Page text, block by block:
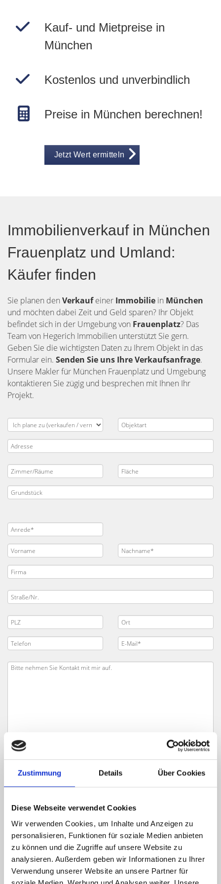
Zustimmung Details Über Cookies
Diese Webseite verwendet Cookies
Wir verwenden Cookies, um Inhalte und Anzeigen zu
personalisieren, Funktionen für soziale Medien anbieten
zu können und die Zugriffe auf unsere Website zu
analysieren. Außerdem geben wir Informationen zu Ihrer
Verwendung unserer Website an unsere Partner für
Kauf- und Mietpreise in
München
Kostenlos und unverbindlich
Preise in München berechnen!
Jetzt Wert ermitteln
Immobilienverkauf in München
Frauenplatz und Umland:
Käufer finden
Sie planen den Verkaufeiner Immobilie in München
und möchten dabei Zeit und Geld sparen? Ihr Objekt
befindet sich in der Umgebung von Frauenplatz? Das
Team von Hegerich Immobilien unterstützt Sie gern.
Geben Sie die wichtigsten Daten zu Ihrem Objekt in das
Formular ein. Senden Sie uns Ihre Verkaufsanfrage.
Unsere Makler für München Frauenplatz und Umgebung
kontaktieren Sie zügig und besprechen mit Ihnen Ihr
Projekt.
zu, dass meine Angaben und Daten zur Beantwortung meiner Anfrage
elektronisch erhoben und gespeichert werden.
Hinweis: Sie können Ihre Einwilligung jederzeit für die Zukunft per E-Mail
an info@hegerich-immobilien.de widerrufen. *
* Pflichtfelder
Absenden